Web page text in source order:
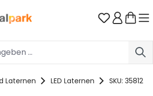
Du hast 0
Laternen LED Laternen SKU: 35812